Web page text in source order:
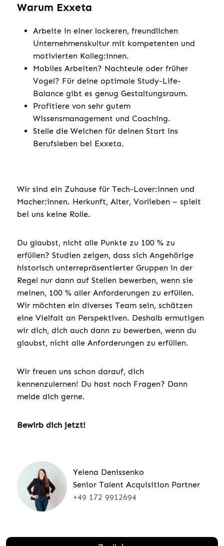
Warum Exxeta
Arbeite in einer lockeren, freundlichen
Unternehmenskultur mit kompetenten und
motivierten Kolleg:innen.
Mobiles Arbeiten? Nachteule oder früher
Vogel? Für deine optimale Study-Life-
Balance gibt es genug Gestaltungsraum.
Profitiere von sehr gutem
Wissensmanagement und Coaching.
Stelle die Weichen für deinen Start ins
Berufsleben bei Exxeta.
Wir sind ein Zuhause für Tech-Lover:innen und
Macher:innen. Herkunft, Alter, Vorlieben – spielt
bei uns keine Rolle.
Du glaubst, nicht alle Punkte zu 100 % zu
erfüllen? Studien zeigen, dass sich Angehörige
historisch unterrepräsentierter Gruppen in der
Regel nur dann auf Stellen bewerben, wenn sie
meinen, 100 % aller Anforderungen zu erfüllen.
Wir möchten ein diverses Team sein, schätzen
eine Vielfalt an Perspektiven. Deshalb ermutigen
wir dich, dich auch dann zu bewerben, wenn du
glaubst, nicht alle Anforderungen zu erfüllen.
Wir freuen uns schon darauf, dich
kennenzulernen! Du hast noch Fragen? Dann
melde dich gerne.
Bewirb dich jetzt!
Yelena Denissenko
Senior Talent Acquisition Partner
+49 172 9912694